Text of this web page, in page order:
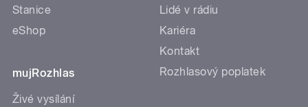
Stanice
eShop
mujRozhlas
Živé vysílání
Lidé v rádiu
Kariéra
Kontakt
Rozhlasový poplatek